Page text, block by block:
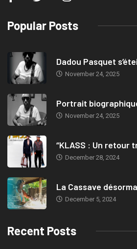
Popular Posts
Dadou Pasquet
November 24, 2025
Portrait
November 24, 2025
“KLASS : Un retour
December 28, 2024
La Cassave
December 5, 2024
Recent Posts